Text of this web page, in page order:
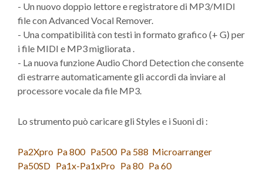
- Un nuovo doppio lettore e registratore di MP3/MIDI
file con Advanced Vocal Remover.
- Una compatibilità con testi in formato grafico (+ G) per
i file MIDI e MP3 migliorata .
- La nuova funzione Audio Chord Detection che consente
di estrarre automaticamente gli accordi da inviare al
processore vocale da file MP3.
Lo strumento può caricare gli Styles e i Suoni di :
Pa2Xpro Pa 800 Pa500 Pa 588 Microarranger
Pa50SD Pa1x-Pa1xPro Pa 80 Pa 60